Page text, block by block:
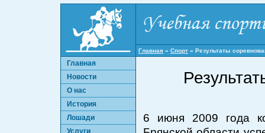
Главная » Спорт » Результаты
Главная
Новости
О нас
История
Лошади
Услуги
6 июня 2009 года